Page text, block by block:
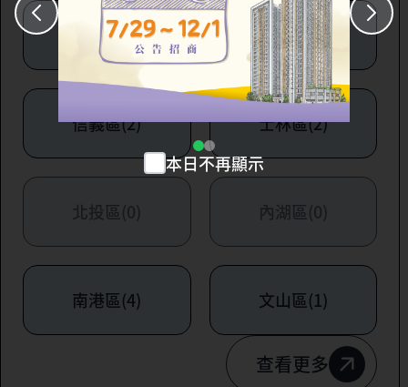
大安區(7) 萬華區(1)
信義區(2) 士林區(2)
北投區(0) 內湖區(0)
南港區(4) 文山區(1)
查看更多
本日不再顯示